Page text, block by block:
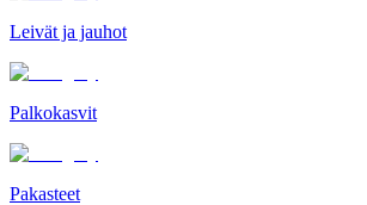
Leivät ja jauhot
Palkokasvit
Pakasteet